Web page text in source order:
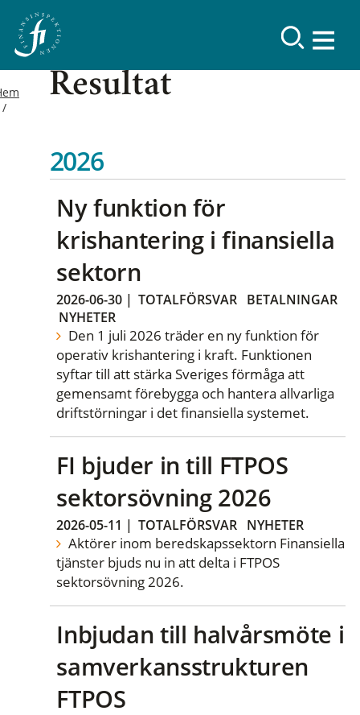
Resultat
2026
Ny funktion för
krishantering i finansiella
sektorn
2026-06-30 | TOTALFÖRSVAR BETALNINGAR
NYHETER
Den 1 juli 2026 träder en ny funktion för
operativ krishantering i kraft. Funktionen
syftar till att stärka Sveriges förmåga att
gemensamt förebygga och hantera allvarliga
driftstörningar i det finansiella systemet.
FI bjuder in till FTPOS
sektorsövning 2026
2026-05-11 | TOTALFÖRSVAR NYHETER
Aktörer inom beredskapssektorn Finansiella
tjänster bjuds nu in att delta i FTPOS
sektorsövning 2026.
Inbjudan till halvårsmöte i
samverkansstrukturen
FTPOS